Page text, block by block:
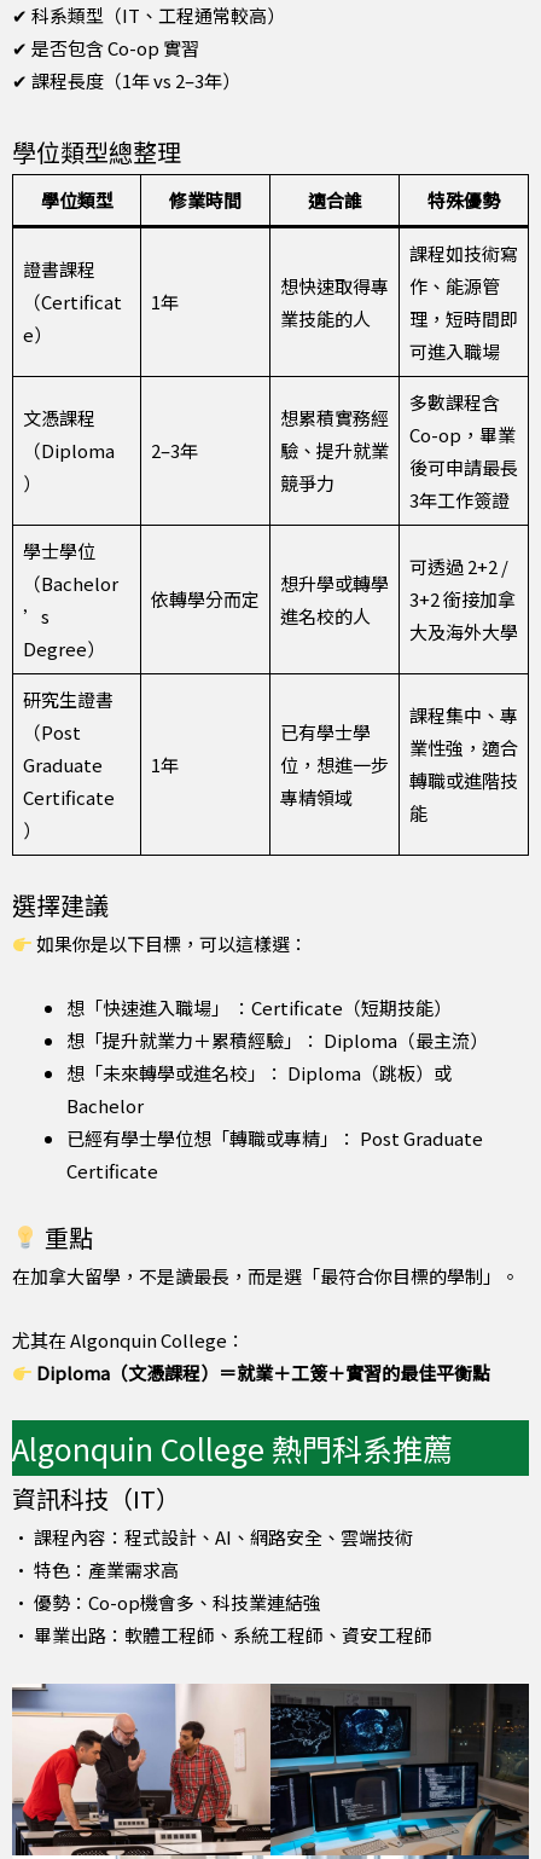
✔ 科系類型（IT、工程通常較高）
✔ 是否包含 Co-op 實習
✔ 課程長度（1年 vs 2–3年）
學位類型總整理
學位類型 修業時間 適合誰 特殊優勢
證書課程
（Certificat
e）
1年
想快速取得專
業技能的人
課程如技術寫
作、能源管
理，短時間即
可進入職場
文憑課程
（Diploma
）
2–3年
想累積實務經
驗、提升就業
競爭力
多數課程含
Co-op，畢業
後可申請最長
3年工作簽證
學士學位
（Bachelor
’s
Degree）
依轉學分而定
想升學或轉學
進名校的人
可透過 2+2 /
3+2 銜接加拿
大及海外大學
研究生證書
（Post
Graduate
Certificate
）
1年
已有學士學
位，想進一步
專精領域
課程集中、專
業性強，適合
轉職或進階技
能
選擇建議
如果你是以下目標，可以這樣選：
想「快速進入職場」 ：Certificate（短期技能）
想「提升就業力＋累積經驗」： Diploma（最主流）
想「未來轉學或進名校」： Diploma（跳板）或
Bachelor
已經有學士學位想「轉職或專精」： Post Graduate
Certificate
重點
在加拿大留學，不是讀最長，而是選「最符合你目標的學制」。
尤其在 Algonquin College：
Diploma（文憑課程）＝就業＋工簽＋實習的最佳平衡點
Algonquin College 熱門科系推薦
資訊科技（IT）
• 課程內容：程式設計、AI、網路安全、雲端技術
• 特色：產業需求高
• 優勢：Co-op機會多、科技業連結強
• 畢業出路：軟體工程師、系統工程師、資安工程師